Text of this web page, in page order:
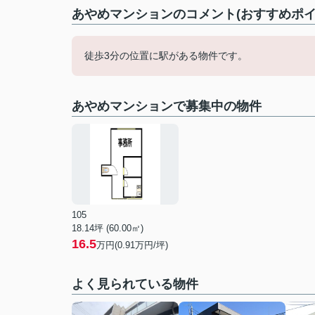
あやめマンションのコメント(おすすめポ
徒歩3分の位置に駅がある物件です。
あやめマンションで募集中の物件
105
18.14坪 (60.00㎡)
16.5万円(0.91万円/坪)
よく見られている物件